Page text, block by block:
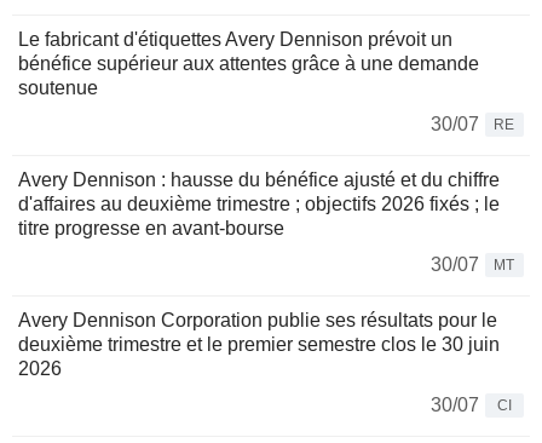
Le fabricant d'étiquettes Avery Dennison prévoit un
bénéfice supérieur aux attentes grâce à une demande
soutenue
30/07
RE
Avery Dennison : hausse du bénéfice ajusté et du chiffre
d'affaires au deuxième trimestre ; objectifs 2026 fixés ; le
titre progresse en avant-bourse
30/07
MT
Avery Dennison Corporation publie ses résultats pour le
deuxième trimestre et le premier semestre clos le 30 juin
2026
30/07
CI